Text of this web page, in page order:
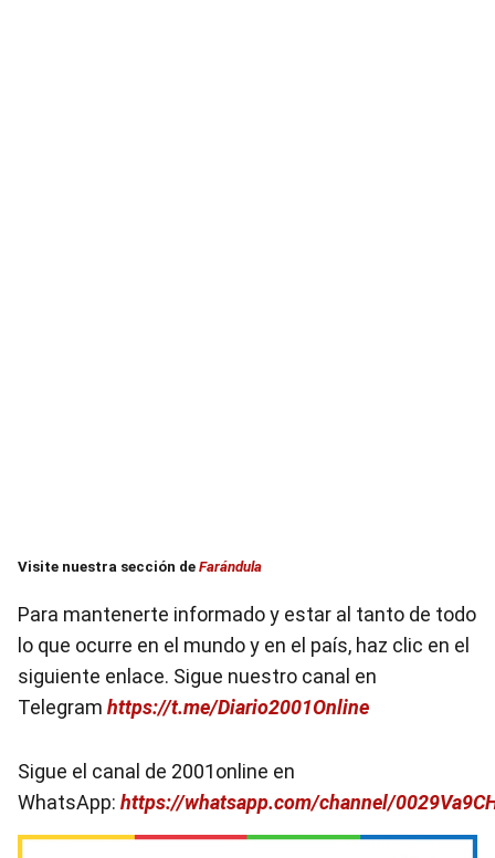
Visite nuestra sección de Farándula
Para mantenerte informado y estar al tanto de todo
lo que ocurre en el mundo y en el país, haz clic en el
siguiente enlace. Sigue nuestro canal en
Telegram https://t.me/Diario2001Online
Sigue el canal de 2001online en
WhatsApp: https://whatsapp.com/channel/